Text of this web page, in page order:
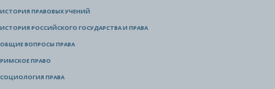
ИСТОРИЯ ПРАВОВЫХ УЧЕНИЙ
ИСТОРИЯ РОССИЙСКОГО ГОСУДАРСТВА И ПРАВА
ОБЩИЕ ВОПРОСЫ ПРАВА
РИМСКОЕ ПРАВО
СОЦИОЛОГИЯ ПРАВА